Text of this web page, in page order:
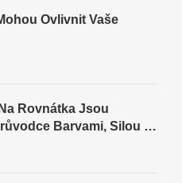
Ovlivnit Vaše
Rovnátka Jsou
Barvami, Silou A